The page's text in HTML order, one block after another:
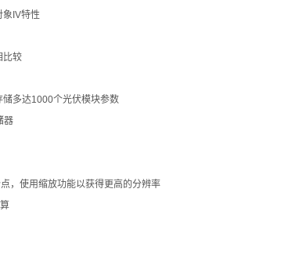
象IV特性
比较
多达1000个光伏模块参数
器
，使用缩放功能以获得更高的分辨率